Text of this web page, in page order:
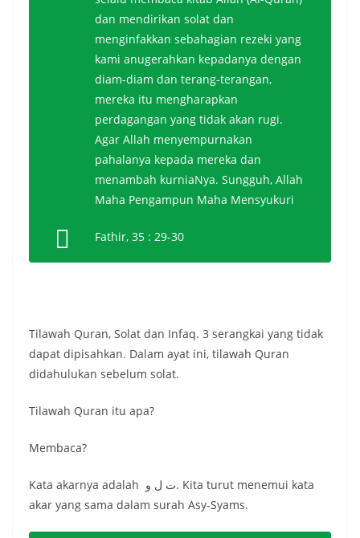
dan mendirikan solat dan
menginfakkan sebahagian rezeki yang
kami anugerahkan kepadanya dengan
diam-diam dan terang-terangan,
mereka itu mengharapkan
perdagangan yang tidak akan rugi.
Agar Allah menyempurnakan
pahalanya kepada mereka dan
menambah kurniaNya. Sungguh, Allah
Maha Pengampun Maha Mensyukuri
Fathir, 35 : 29-30
Tilawah Quran, Solat dan Infaq. 3 serangkai yang tidak
dapat dipisahkan. Dalam ayat ini, tilawah Quran
didahulukan sebelum solat.
Tilawah Quran itu apa?
Membaca?
Kata akarnya adalah ت ل و. Kita turut menemui kata
akar yang sama dalam surah Asy-Syams.